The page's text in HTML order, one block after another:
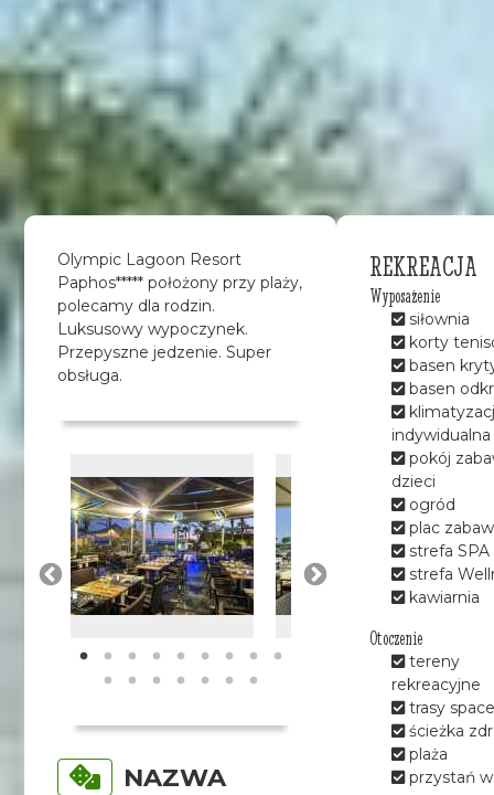
Olympic Lagoon Resort
Paphos***** położony przy plaży,
polecamy dla rodzin.
Luksusowy wypoczynek.
Przepyszne jedzenie. Super
obsługa.
NAZWA
REKREACJA
Wyposażenie
siłownia
korty
basen
basen
indywidualna
pokój
dzieci
ogród
plac zabaw
strefa SPA
strefa
kawiarnia
Otoczenie
tereny
rekreacyjne
trasy
ścieżka
plaża
przystań